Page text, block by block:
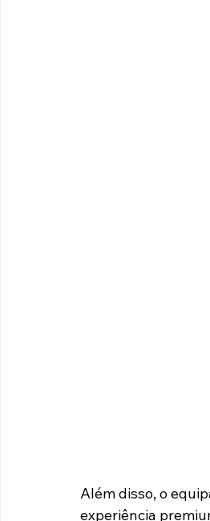
Além disso, o
experiência